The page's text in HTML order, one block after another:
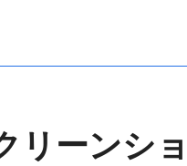
リーンシ